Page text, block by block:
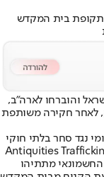
בית המקדש
והוברחו לארה"ב,
לאחר חקירה משותפת
נגד סחר בלתי חוקי
מתתיהו